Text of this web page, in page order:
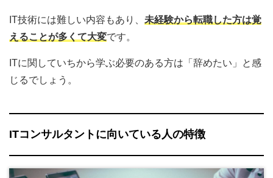
IT技術には難しい内容もあり、 未経験から転職した方は覚
えることが多くて大変です。
ITに関していちから学ぶ必要のある方は「辞めたい」と感
じるでしょう。
ITコンサルタントに向いている人の特徴